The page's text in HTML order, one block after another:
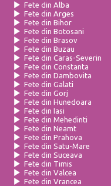
Fete din Alba
Fete din Arges
Fete din Bihor
Fete din Botosani
Fete din Brasov
Fete din Buzau
Fete din Caras-Severin
Fete din Constanta
Fete din Dambovita
Fete din Galati
Fete din Gorj
Fete din Hunedoara
Fete din Iasi
Fete din Mehedinti
Fete din Neamt
Fete din Prahova
Fete din Satu-Mare
Fete din Suceava
Fete din Timis
Fete din Valcea
Fete din Vrancea